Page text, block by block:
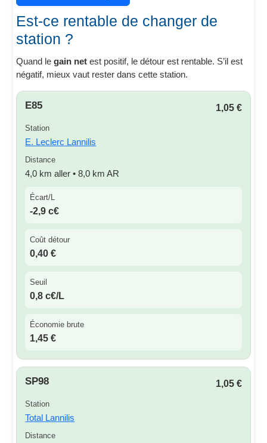
Est-ce rentable de changer de
station ?
Quand legain net est positif, le détour est rentable. S’il est
négatif, mieux vaut rester dans cette station.
E85 1,05 €
Station
E. Leclerc Lannilis
Distance
4,0 km aller • 8,0 km AR
Écart/L
-2,9 c€
Coût détour
0,40 €
Seuil
0,8 c€/L
Économie brute
1,45 €
SP98 1,05 €
Station
Total Lannilis
Distance